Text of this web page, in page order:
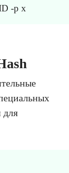
-p x
для